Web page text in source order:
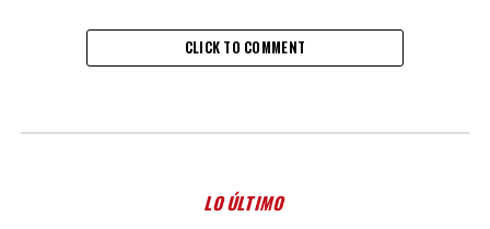
CLICK TO COMMENT
LO ÚLTIMO